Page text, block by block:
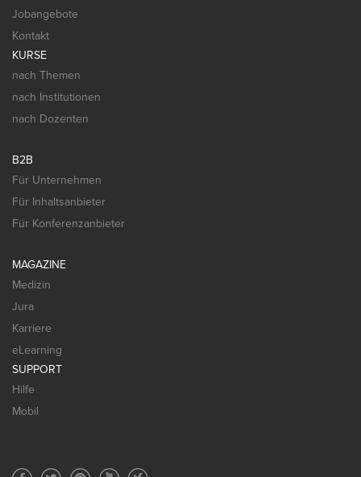
Jobangebote
Kontakt
KURSE
nach Themen
nach Institutionen
nach Dozenten
B2B
Für Unternehmen
Für Inhaltsanbieter
Für Konferenzanbieter
MAGAZINE
Medizin
Jura
Karriere
eLearning
SUPPORT
Hilfe
Mobil